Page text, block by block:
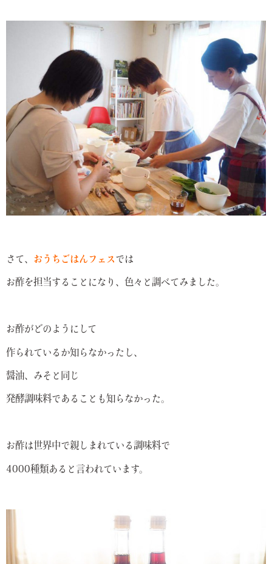
さて、 おうちごはんフェスでは
お酢を担当することになり、色々と調べてみました。
お酢がどのようにして
作られているか知らなかったし、
醤油、みそと同じ
発酵調味料であることも知らなかった。
お酢は世界中で親しまれている調味料で
4000種類あると言われています。